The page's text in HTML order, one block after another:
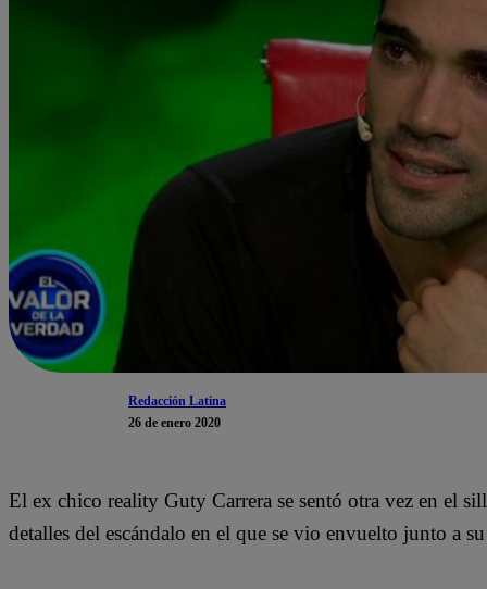
Redacción Latina
26 de enero 2020
El ex chico reality Guty Carrera se sentó otra vez en el
detalles del escándalo en el que se vio envuelto junto a